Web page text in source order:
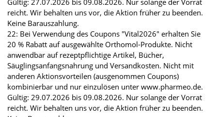
Gültig: 27.07.2026 bis 09.08.2026. Nur solange der Vorrat
reicht. Wir behalten uns vor, die Aktion früher zu beenden.
Keine Barauszahlung.
22: Bei Verwendung des Coupons "Vital2026" erhalten Sie
20 % Rabatt auf ausgewählte Orthomol-Produkte. Nicht
anwendbar auf rezeptpflichtige Artikel, Bücher,
Säuglingsanfangsnahrung und Versandkosten. Nicht mit
anderen Aktionsvorteilen (ausgenommen Coupons)
kombinierbar und nur einzulösen unter www.pharmeo.de.
Gültig: 29.07.2026 bis 09.08.2026. Nur solange der Vorrat
reicht. Wir behalten uns vor, die Aktion früher zu beenden.